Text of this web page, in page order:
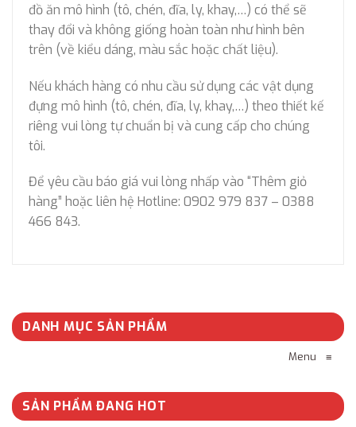
đồ ăn mô hình (tô, chén, đĩa, ly, khay,…) có thể sẽ
thay đổi và không giống hoàn toàn như hình bên
trên (về kiểu dáng, màu sắc hoặc chất liệu).
Nếu khách hàng có nhu cầu sử dụng các vật dụng
đựng mô hình (tô, chén, đĩa, ly, khay,…) theo thiết kế
riêng vui lòng tự chuẩn bị và cung cấp cho chúng
tôi.
Để yêu cầu báo giá vui lòng nhấp vào “Thêm giỏ
hàng” hoặc liên hệ Hotline: 0902 979 837 – 0388
466 843.
DANH MỤC SẢN PHẨM
Menu ≡
SẢN PHẨM ĐANG HOT